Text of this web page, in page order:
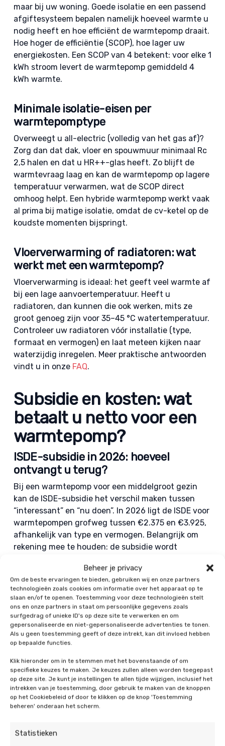
Beheer je privacy
Om de beste ervaringen te bieden, gebruiken wij en onze partners
technologieën zoals cookies om informatie over het apparaat op te
slaan en/of te openen. Toestemming voor deze technologieën stelt
ons en onze partners in staat om persoonlijke gegevens zoals
surfgedrag of unieke ID's op deze site te verwerken en om
gepersonaliseerde en niet-gepersonaliseerde advertenties te tonen.
Als u geen toestemming geeft of deze intrekt, kan dit invloed hebben
op bepaalde functies.
Klik hieronder om in te stemmen met het bovenstaande of om
specifieke keuzes te maken. Je keuzes zullen alleen worden toegepast
op deze site. Je kunt je instellingen te allen tijde wijzigen, inclusief het
intrekken van je toestemming, door gebruik te maken van de knoppen
op het Cookiebeleid of door te klikken op de knop 'Toestemming
beheren' onderaan het scherm.
Statistieken
maar bij uw woning. Goede isolatie en een passend
afgiftesysteem bepalen namelijk hoeveel warmte u
nodig heeft en hoe efficiënt de warmtepomp draait.
Hoe hoger de efficiëntie (SCOP), hoe lager uw
energiekosten. Een SCOP van 4 betekent: voor elke 1
kWh stroom levert de warmtepomp gemiddeld 4
kWh warmte.
Minimale isolatie-eisen per
warmtepomptype
Overweegt u all-electric (volledig van het gas af)?
Zorg dan dat dak, vloer en spouwmuur minimaal Rc
2,5 halen en dat u HR++-glas heeft. Zo blijft de
warmtevraag laag en kan de warmtepomp op lagere
temperatuur verwarmen, wat de SCOP direct
omhoog helpt. Een hybride warmtepomp werkt vaak
al prima bij matige isolatie, omdat de cv-ketel op de
koudste momenten bijspringt.
Vloerverwarming of radiatoren: wat
werkt met een warmtepomp?
Vloerverwarming is ideaal: het geeft veel warmte af
bij een lage aanvoertemperatuur. Heeft u
radiatoren, dan kunnen die ook werken, mits ze
groot genoeg zijn voor 35–45 °C watertemperatuur.
Controleer uw radiatoren vóór installatie (type,
formaat en vermogen) en laat meteen kijken naar
waterzijdig inregelen. Meer praktische antwoorden
vindt u in onze FAQ.
Subsidie en kosten: wat
betaalt u netto voor een
warmtepomp?
ISDE-subsidie in 2026: hoeveel
ontvangt u terug?
Bij een warmtepomp voor een middelgroot gezin
kan de ISDE-subsidie het verschil maken tussen
“interessant” en “nu doen”. In 2026 ligt de ISDE voor
warmtepompen grofweg tussen €2.375 en €3.925,
afhankelijk van type en vermogen. Belangrijk om
rekening mee te houden: de subsidie wordt
installatie dus eerst zelf, en krijgt daarna het
subsidiebedrag terug zodra de aanvraag is
goedgekeurd.
Wat betekent dat concreet voor uw portemonnee?
Richtprijzen na subsidie: een hybride warmtepomp
komt vaak uit op ongeveer €4050–€6000. Kiest u
ligt u na subsidie meestal rond €8.075–€9.625. Wilt
u de juiste warmtepomp kiezen op basis van uw
woning en gezinssituatie, dan helpen we u graag
met een heldere berekening.
Terugverdientijd bij een gezin van 3–5